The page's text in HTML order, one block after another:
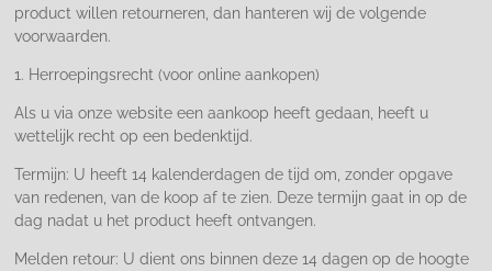
product willen retourneren, dan hanteren wij de volgende
voorwaarden.
1. Herroepingsrecht (voor online aankopen)
Als u via onze website een aankoop heeft gedaan, heeft u
wettelijk recht op een bedenktijd.
Termijn: U heeft 14 kalenderdagen de tijd om, zonder opgave
van redenen, van de koop af te zien. Deze termijn gaat in op de
dag nadat u het product heeft ontvangen.
Melden retour: U dient ons binnen deze 14 dagen op de hoogte